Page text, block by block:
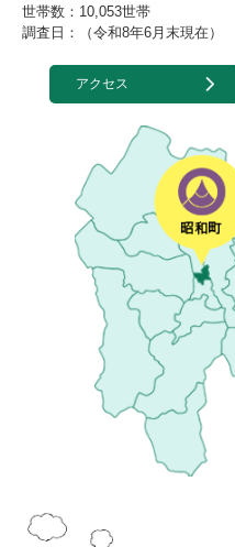
世帯数：10,053世帯
調査日：（令和8年6月末現在）
アクセス